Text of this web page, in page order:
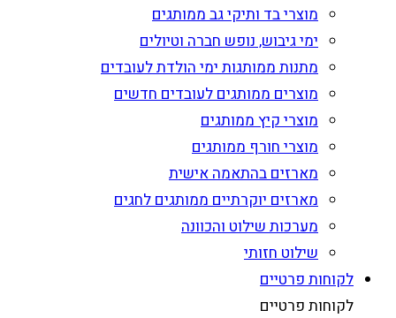
מוצרי בד ותיקי גב ממותגים
ימי גיבוש, נופש חברה וטיולים
מתנות ממותגות ימי הולדת לעובדים
מוצרים ממותגים לעובדים חדשים
מוצרי קיץ ממותגים
מוצרי חורף ממותגים
מארזים בהתאמה אישית
מארזים יוקרתיים ממותגים לחגים
מערכות שילוט והכוונה
שילוט חזותי
לקוחות פרטיים
לקוחות פרטיים